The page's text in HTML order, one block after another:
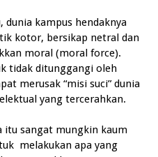
dunia kampus hendaknya
kotor, bersikap netral dan
moral (moral force).
tidak ditunggangi oleh
merusak “misi suci” dunia
yang tercerahkan.
itu sangat mungkin kaum
melakukan apa yang